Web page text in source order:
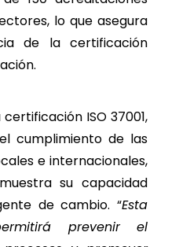
lo que asegura
de la certificación
ISO 37001,
cumplimiento de las
e internacionales,
su capacidad
de cambio. “Esta
prevenir el